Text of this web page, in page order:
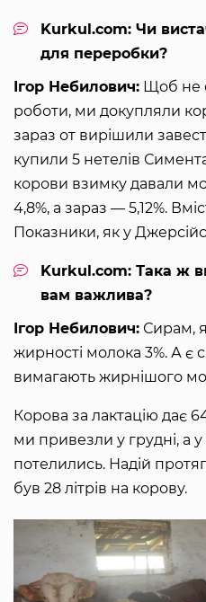
Kurkul.com: Чи
для переробки?
Ігор Небилович: Щоб не
роботи, ми докупляли
зараз от вирішили
купили 5 нетелів
корови взимку давали
4,8%, а зараз — 5,12%.
Показники, як у
Kurkul.com: Така ж
вам важлива?
Ігор Небилович: Сирам,
жирності молока 3%. А є
вимагають жирнішого
Корова за лактацію дає
ми привезли у грудні, а
потелились. Надій
був 28 літрів на корову.